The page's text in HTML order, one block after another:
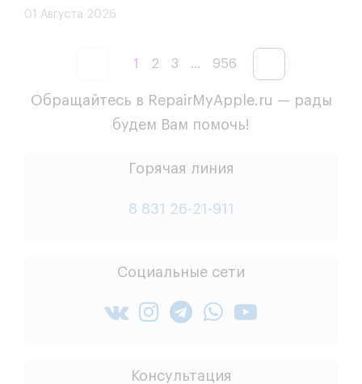
01 Августа 2026
1 2 3 ... 956
Обращайтесь в RepairMyApple.ru — рады
будем Вам помочь!
Горячая линия
8 831 26-21-911
Социальные сети
Консультация